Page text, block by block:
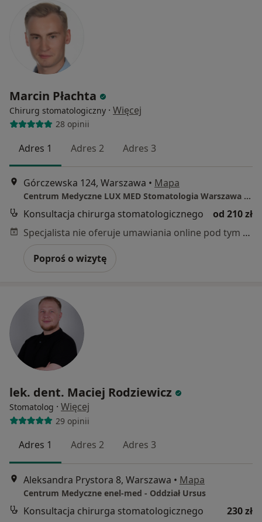
Marcin Płachta
Chirurg stomatologiczny · Więcej
28 opinii
Adres 1 Adres 2 Adres 3
Górczewska 124, Warszawa • Mapa
Centrum Medyczne LUX MED Stomatologia Warszawa - Górczewska 124
Konsultacja chirurga stomatologicznego
od 210 zł
Specjalista nie oferuje umawiania online pod tym adresem.
Poproś o wizytę
lek. dent. Maciej Rodziewicz
Stomatolog · Więcej
29 opinii
Adres 1 Adres 2 Adres 3
Aleksandra Prystora 8, Warszawa • Mapa
Centrum Medyczne enel-med - Oddział Ursus
Konsultacja chirurga stomatologicznego
230 zł